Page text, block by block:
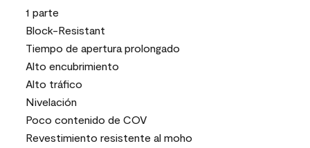
1 parte
Block-Resistant
Tiempo de apertura prolongado
Alto encubrimiento
Alto tráfico
Nivelación
Poco contenido de COV
Revestimiento resistente al moho